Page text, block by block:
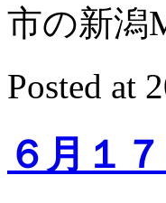
市の新潟
Posted at
６月１７